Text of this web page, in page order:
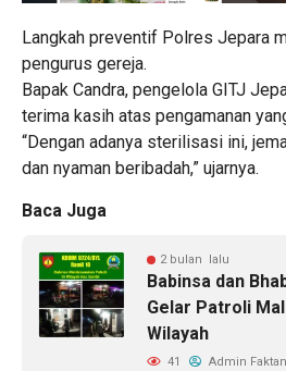
Langkah preventif Polres Jepara
pengurus gereja.
Bapak Candra, pengelola GITJ
terima kasih atas pengamanan
“Dengan adanya sterilisasi ini,
dan nyaman beribadah,” ujarnya.
Baca Juga
2 bulan lalu
Babinsa dan
Gelar Patroli
Wilayah
41 Admin